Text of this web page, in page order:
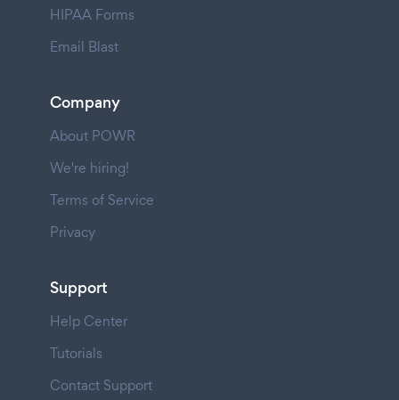
HIPAA Forms
Email Blast
Company
About POWR
We're hiring!
Terms of Service
Privacy
Support
Help Center
Tutorials
Contact Support